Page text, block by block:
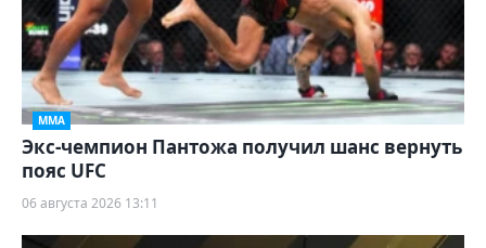
ММА
Экс-чемпион Пантожа получил шанс вернуть
пояс UFC
06 августа 2026 13:11